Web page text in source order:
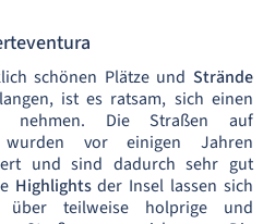
schönen Plätze und Strände
ist es ratsam, sich einen
Die Straßen auf
wurden vor einigen Jahren
und sind dadurch sehr gut
Highlightsder Insel lassen sich
über teilweise holprige und